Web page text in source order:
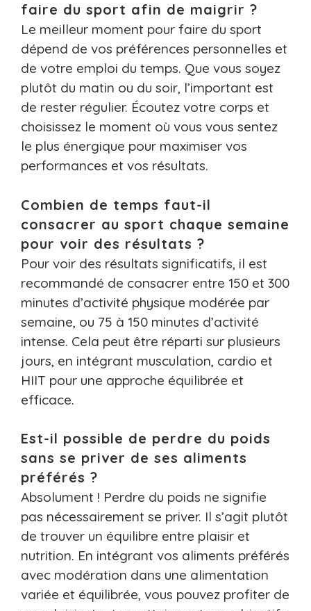
faire du sport afin de maigrir ?
Le meilleur moment pour faire du sport
dépend de vos préférences personnelles et
de votre emploi du temps. Que vous soyez
plutôt du matin ou du soir, l’important est
de rester régulier. Écoutez votre corps et
choisissez le moment où vous vous sentez
le plus énergique pour maximiser vos
performances et vos résultats.
Combien de temps faut-il
consacrer au sport chaque semaine
pour voir des résultats ?
Pour voir des résultats significatifs, il est
recommandé de consacrer entre 150 et 300
minutes d’activité physique modérée par
semaine, ou 75 à 150 minutes d’activité
intense. Cela peut être réparti sur plusieurs
jours, en intégrant musculation, cardio et
HIIT pour une approche équilibrée et
efficace.
Est-il possible de perdre du poids
sans se priver de ses aliments
préférés ?
Absolument ! Perdre du poids ne signifie
pas nécessairement se priver. Il s’agit plutôt
de trouver un équilibre entre plaisir et
nutrition. En intégrant vos aliments préférés
avec modération dans une alimentation
variée et équilibrée, vous pouvez profiter de